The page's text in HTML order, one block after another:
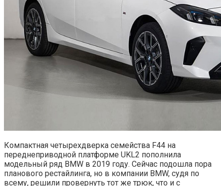
Компактная четырехдверка семейства F44 на
переднеприводной платформе UKL2 пополнила
модельный ряд BMW в 2019 году. Сейчас подошла пора
планового рестайлинга, но в компании BMW, судя по
всему, решили провернуть тот же трюк, что и с